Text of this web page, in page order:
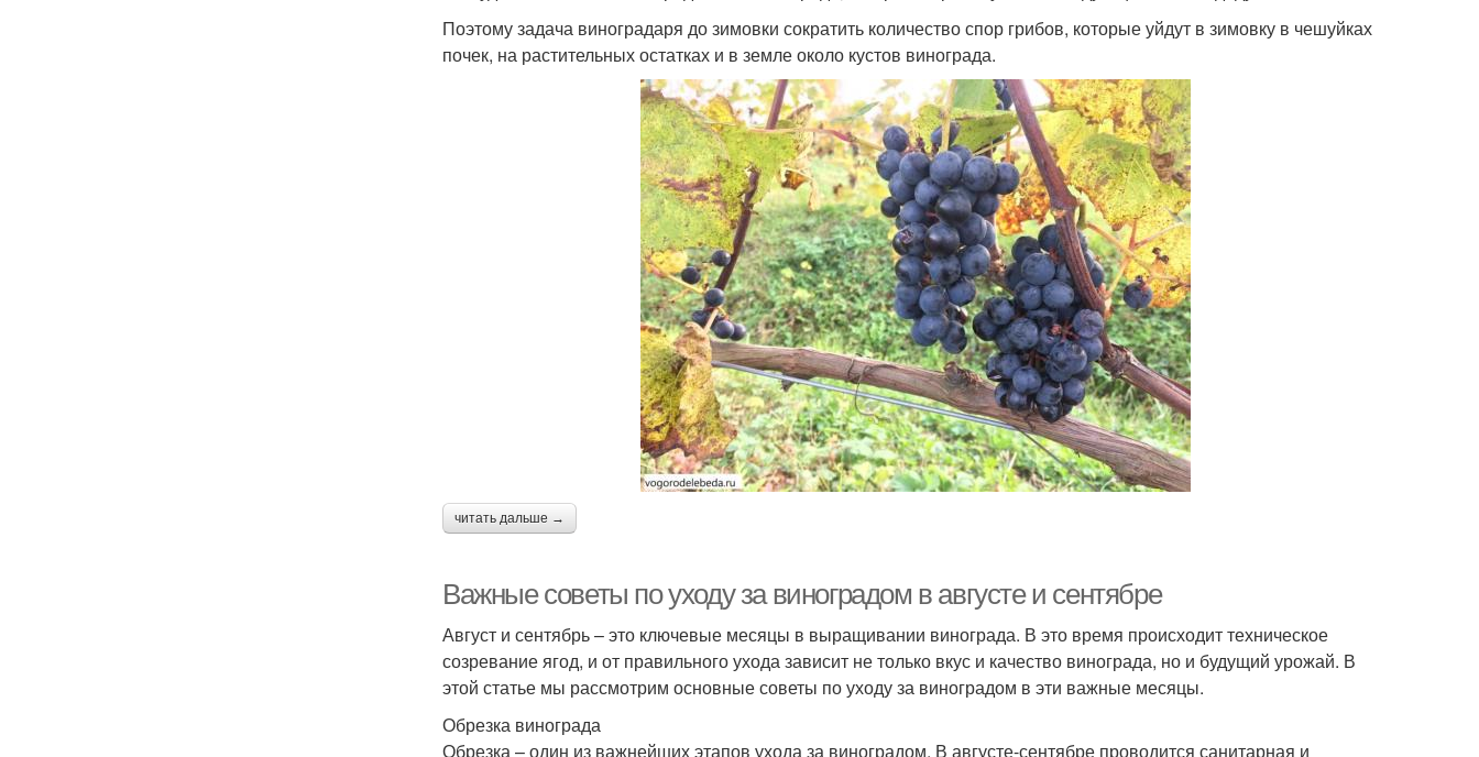
Поэтому задача виноградаря до зимовки сократить количество спор грибов, которые уйдут в зимовку в чешуйках
почек, на растительных остатках и в земле около кустов винограда.
читать дальше →
Важные советы по уходу за виноградом в августе и сентябре
Август и сентябрь – это ключевые месяцы в выращивании винограда. В это время происходит техническое
созревание ягод, и от правильного ухода зависит не только вкус и качество винограда, но и будущий урожай. В
этой статье мы рассмотрим основные советы по уходу за виноградом в эти важные месяцы.
Обрезка винограда
Обрезка – один из важнейших этапов ухода за виноградом. В августе-сентябре проводится санитарная и